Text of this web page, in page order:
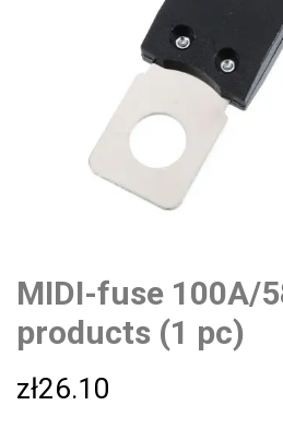
MIDI-fuse 100A/
products (1 pc)
zł26.10